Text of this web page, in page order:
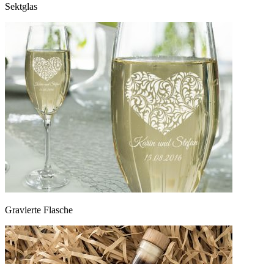
Sektglas
Gravierte Flasche